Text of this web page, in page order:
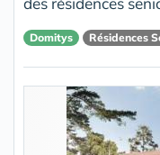
Domitys Résidences